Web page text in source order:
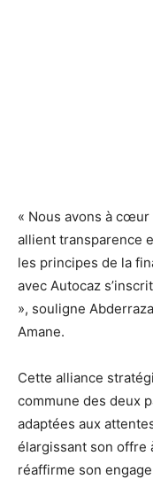
« Nous avons à
allient transparence
les principes de la
avec Autocaz
», souligne
Amane.
Cette alliance
commune des deux
adaptées aux
élargissant son offre
réaffirme son